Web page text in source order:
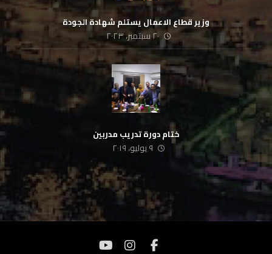
وزير قطاع الاعمال يستلم شهادة الجودة
٢٠ سبتمبر، ٢٠٢٣
ختام دورة تدريب مدربين
٩ يوليو، ٢٠١٩